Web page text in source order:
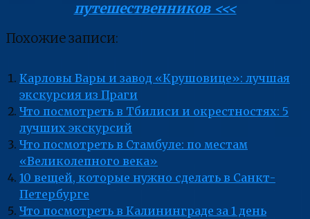
путешественников <<<
Похожие записи:
Карловы Вары и завод «Крушовице»: лучшая
экскурсия из Праги
Что посмотреть в Тбилиси и окрестностях: 5
лучших экскурсий
Что посмотреть в Стамбуле: по местам
«Великолепного века»
10 вещей, которые нужно сделать в Санкт-
Петербурге
Что посмотреть в Калининграде за 1 день